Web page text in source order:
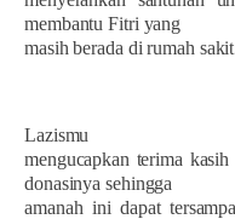
membantu Fitri yang
masih berada di rumah
Lazismu
mengucapkan terima
donasinya sehingga
amanah ini dapat